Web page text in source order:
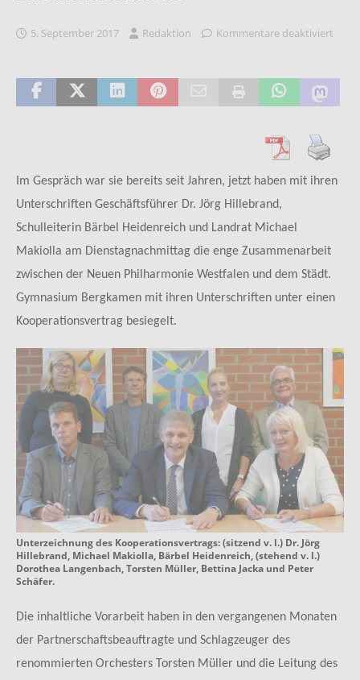
5. September 2017 Redaktion Kommentare deaktiviert
Im Gespräch war sie bereits seit Jahren, jetzt haben mit ihren
Unterschriften Geschäftsführer Dr. Jörg Hillebrand,
Schulleiterin Bärbel Heidenreich und Landrat Michael
Makiolla am Dienstagnachmittag die enge Zusammenarbeit
zwischen der Neuen Philharmonie Westfalen und dem Städt.
Gymnasium Bergkamen mit ihren Unterschriften unter einen
Kooperationsvertrag besiegelt.
Unterzeichnung des Kooperationsvertrags: (sitzend v. l.) Dr. Jörg
Hillebrand, Michael Makiolla, Bärbel Heidenreich, (stehend v. l.)
Dorothea Langenbach, Torsten Müller, Bettina Jacka und Peter
Schäfer.
Die inhaltliche Vorarbeit haben in den vergangenen Monaten
der Partnerschaftsbeauftragte und Schlagzeuger des
renommierten Orchesters Torsten Müller und die Leitung des